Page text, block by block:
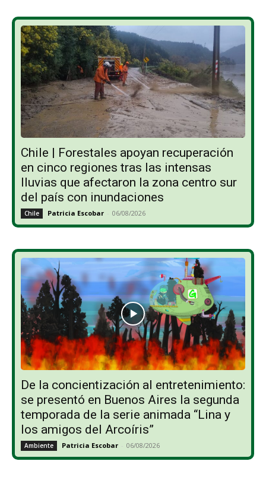
Chile | Forestales apoyan recuperación
en cinco regiones tras las intensas
lluvias que afectaron la zona centro sur
del país con inundaciones
Chile Patricia Escobar - 06/08/2026
De la concientización al entretenimiento:
se presentó en Buenos Aires la segunda
temporada de la serie animada “Lina y
los amigos del Arcoíris”
Ambiente Patricia Escobar - 06/08/2026